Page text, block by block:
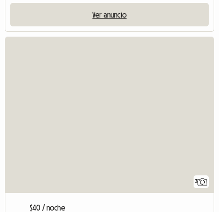
Ver anuncio
3
$40 / noche